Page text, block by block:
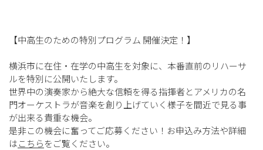
【中高生のための特別プログラム 開催決定！】
横浜市に在住・在学の中高生を対象に、本番直前のリハーサ
ルを特別に公開いたします。
世界中の演奏家から絶大な信頼を得る指揮者とアメリカの名
門オーケストラが音楽を創り上げていく様子を間近で見る事
が出来る貴重な機会。
是非この機会に奮ってご応募ください！お申込み方法や詳細
はこちらをご覧ください。